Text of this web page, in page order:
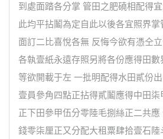
到處面踏各分掌 管田之肥磽相配得
此均平拈鬮為定自此以後各宜照界
面訂二比喜悅各無 反悔今欲有憑仝
各執壹紙永遠存照另將各份應得田數
等欲開載于左 一批明配得水田貳份
壹員參角四點正拈得貳鬮應得中田
正下田參甲伍分零陸毛捌絲正二共
錢零柒厘正又分配大租粟肆拾壹石陸